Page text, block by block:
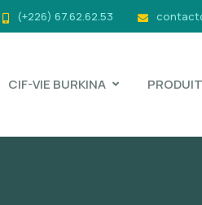
(+226) 67.62.62.53
CIF-VIE BURKINA